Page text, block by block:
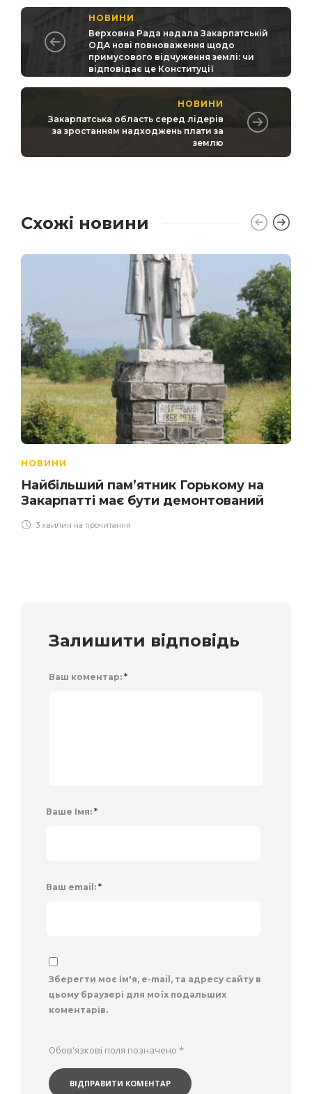
НОВИНИ
Верховна Рада надала Закарпатській
ОДА нові повноваження щодо
примусового відчуження землі: чи
відповідає це Конституції
НОВИНИ
Закарпатська область серед лідерів
за зростанням надходжень плати за
землю
Схожі новини
НОВИНИ
Найбільший пам’ятник Горькому на
Закарпатті має бути демонтований
3 хвилин на прочитання
Залишити відповідь
Ваш коментар: *
Ваше Імя: *
Ваш email: *
Зберегти моє ім'я, e-mail, та адресу сайту в
цьому браузері для моїх подальших
коментарів.
Обов'язкові поля позначено *